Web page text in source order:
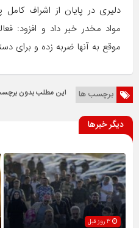
دلیری در پایان از اشراف
مواد مخدر خبر داد و افزود:
موقع به آنها ضربه زده و برای
برچسب ها این مطلب بدون
دیگر خبرها
3 روز قبل